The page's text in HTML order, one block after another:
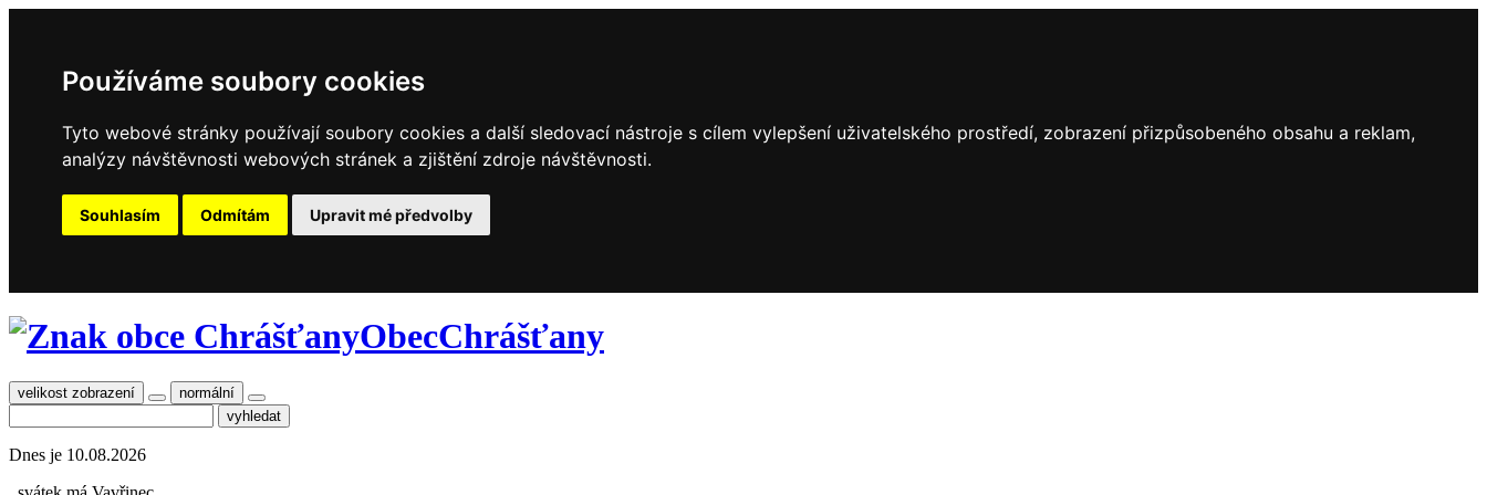
Používáme soubory cookies
Tyto webové stránky používají soubory cookies a další sledovací nástroje s cílem vylepšení uživatelského prostředí, zobrazení přizpůsobeného obsahu a reklam,
analýzy návštěvnosti webových stránek a zjištění zdroje návštěvnosti.
Souhlasím Odmítám Upravit mé předvolby
ObecChrášťany
velikost zobrazení normální
Dnes je 10.08.2026